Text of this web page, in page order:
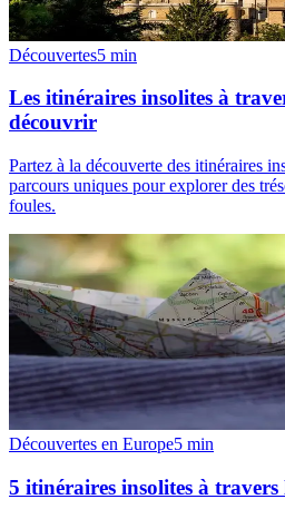
Découvertes5 min
Les itinéraires insolites à
découvrir
Partez à la découverte des itinéraires
parcours uniques pour explorer des
foules.
Découvertes en Europe5 min
5 itinéraires insolites à